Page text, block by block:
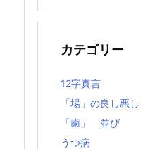
記
カテゴリー
12字真言
「場」の良し悪し
「歯」 並び
うつ病